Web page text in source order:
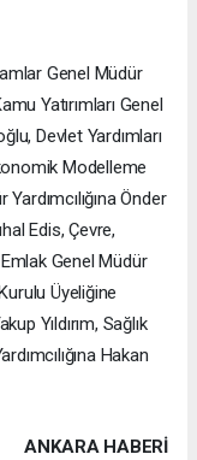
Genel Müdür
Yatırımları Genel
Devlet Yardımları
Modelleme
Önder
Edis, Çevre,
Genel Müdür
Üyeliğine
Yıldırım, Sağlık
Hakan
ANKARA HABERİ